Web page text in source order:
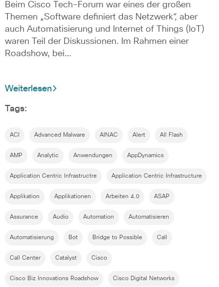
Beim Cisco Tech-Forum war eines der großen
Themen „Software definiert das Netzwerk“, aber
auch Automatisierung und Internet of Things (IoT)
waren Teil der Diskussionen. Im Rahmen einer
Roadshow, bei…
Weiterlesen
Tags:
ACI Advanced Malware AINAC Alert All Flash
AMP Analytic Anwendungen AppDynamics
Application Centric Infrastructre Application Centric Infrastructure
Applikation Applikationen Arbeiten 4.0 ASAP
Assurance Audio Automation Automatisieren
Automatisierung Bot Bridge to Possible Call
Call Center Catalyst Cisco
Cisco Biz Innovations Roadshow Cisco Digital Networks